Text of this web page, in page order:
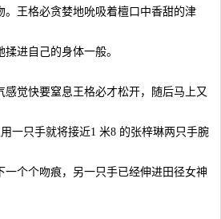
。王格必贪婪地吮吸着檀口中香甜的津
进自己的身体一般。
觉快要窒息王格必才松开，随后马上又
一只手就将接近1 米8 的张梓琳两只手腕
一个个吻痕，另一只手已经伸进田径女神